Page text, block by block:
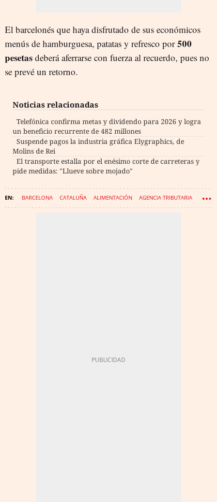
El barcelonés que haya disfrutado de sus económicos
menús de hamburguesa, patatas y refresco por500
pesetas deberá aferrarse con fuerza al recuerdo, pues no
se prevé un retorno.
Noticias relacionadas
Telefónica confirma metas y dividendo para 2026 y logra
un beneficio recurrente de 482 millones
Suspende pagos la industria gráfica Elygraphics, de
Molins de Rei
El transporte estalla por el enésimo corte de carreteras y
pide medidas: "Llueve sobre mojado"
BARCELONA CATALUÑA ALIMENTACIÓN AGENCIA TRIBUTARIA